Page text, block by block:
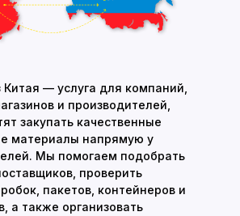
Китая — услуга для компаний,
и производителей,
закупать качественные
материалы напрямую у
Мы помогаем подобрать
проверить
пакетов, контейнеров и
а также организовать